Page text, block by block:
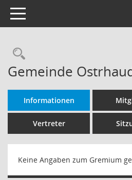
Toggle navigation
Rechercheauswahl
Gemeinde
Informationen
Vertreter
Keine Angaben zum Gremium